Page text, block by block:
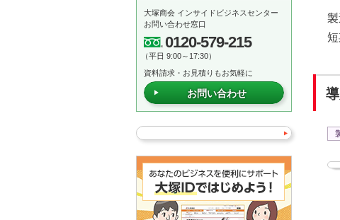
大塚商会 インサイドビジネスセンター
お問い合わせ窓口
0120-579-215
（平日 9:00～17:30）
資料請求・お見積りもお気軽に
お問い合わせ